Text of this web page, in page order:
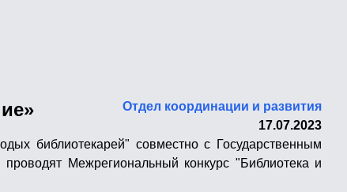
Отдел координации и развития
17.07.2023
библиотекарей" совместно с Государственным
Межрегиональный конкурс "Библиотека и